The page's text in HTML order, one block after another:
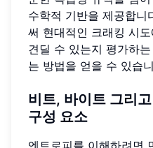
수학적 기반을 제공합니
써 현대적인 크래킹 시
견딜 수 있는지 평가하
는 방법을 얻을 수 있습
비트, 바이트 그리
구성 요소